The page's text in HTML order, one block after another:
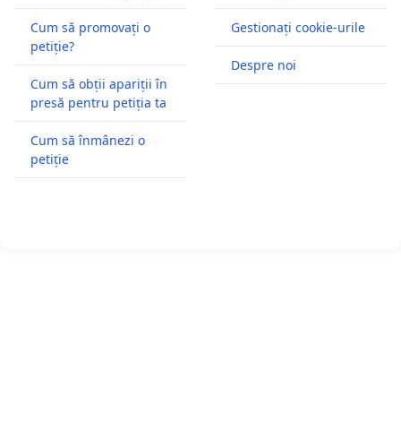
Cum să promovați o
petiție?
Cum să obții apariții în
presă pentru petiția ta
Cum să înmânezi o
petiție
Gestionați cookie-urile
Despre noi